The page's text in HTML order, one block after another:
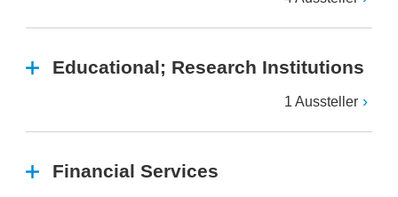
Educational; Research Institutions
1 Aussteller
Financial Services